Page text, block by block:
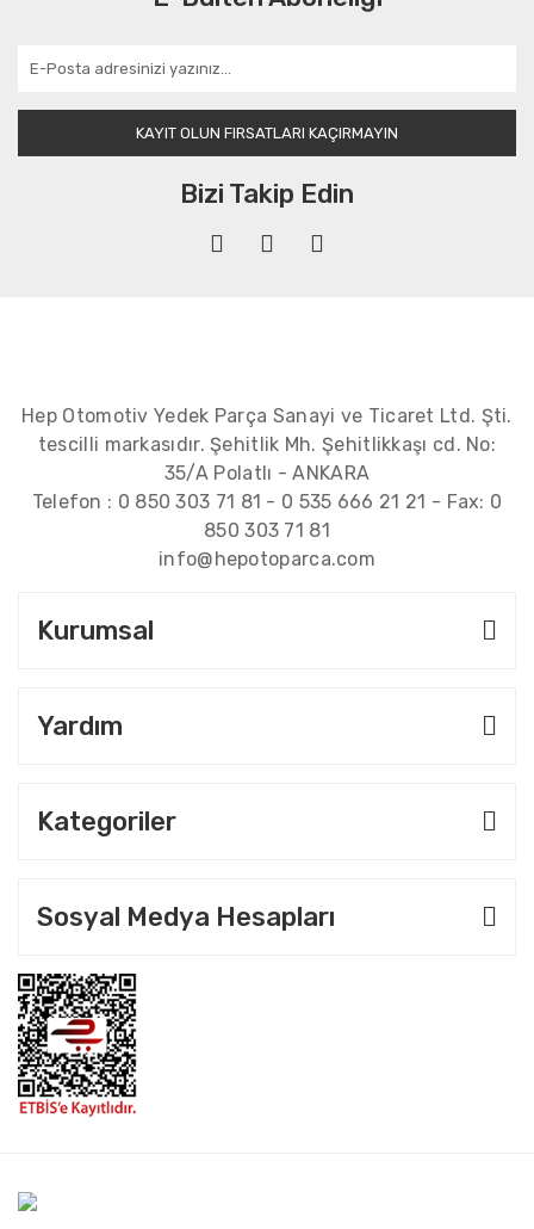
KAYIT OLUN FIRSATLARI KAÇIRMAYIN
Bizi Takip Edin
Hep Otomotiv Yedek Parça Sanayi ve Ticaret Ltd. Şti.
tescilli markasıdır. Şehitlik Mh. Şehitlikkaşı cd. No:
35/A Polatlı - ANKARA
Telefon : 0 850 303 71 81 - 0 535 666 21 21 - Fax: 0
850 303 71 81
info@hepotoparca.com
Kurumsal
Yardım
Kategoriler
Sosyal Medya Hesapları